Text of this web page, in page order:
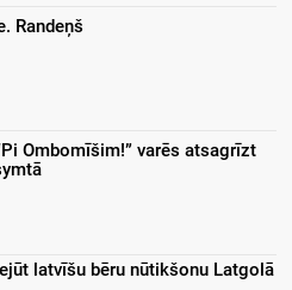
Randeņš
Ombomīšim!” varēs atsagrīzt
latvīšu bēru nūtikšonu Latgolā